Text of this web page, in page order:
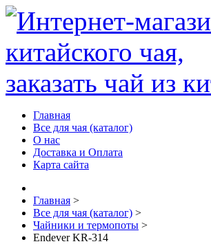
Главная
Все для чая (каталог)
О нас
Доставка и Оплата
Карта сайта
Главная >
Все для чая (каталог) >
Чайники и термопоты >
Endever KR-314